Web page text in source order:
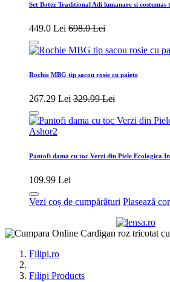
Set Botez Traditional Adi lumanare si
449.0 Lei 698.0 Lei
Rochie MBG tip sacou rosie cu paiete
267.29 Lei 329.99 Lei
Pantofi dama cu toc Verzi din Piele Ecologica
109.99 Lei
Vezi coș de cumpărături Plasează
Filipi.ro
Filipi Products